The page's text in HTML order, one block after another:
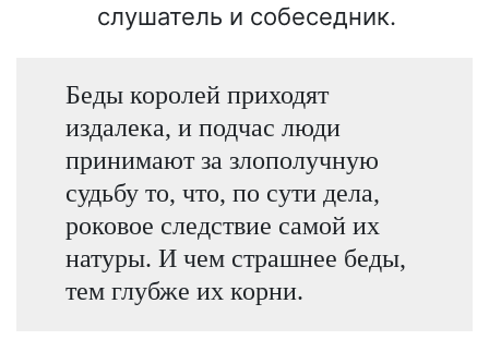
слушатель и собеседник.
Беды королей приходят
издалека, и подчас люди
принимают за злополучную
судьбу то, что, по сути дела,
роковое следствие самой их
натуры. И чем страшнее беды,
тем глубже их корни.